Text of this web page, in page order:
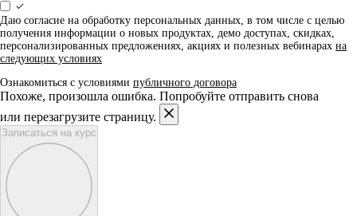
Даю согласие на обработку персональных данных, в том числе с целью
получения информации о новых продуктах, демо доступах, скидках,
персонализированных предложениях, акциях и полезных вебинарах на
следующих условиях
Ознакомиться с условиями публичного договора
Похоже, произошла ошибка. Попробуйте отправить снова
или перезагрузите страницу.
Записаться на курс